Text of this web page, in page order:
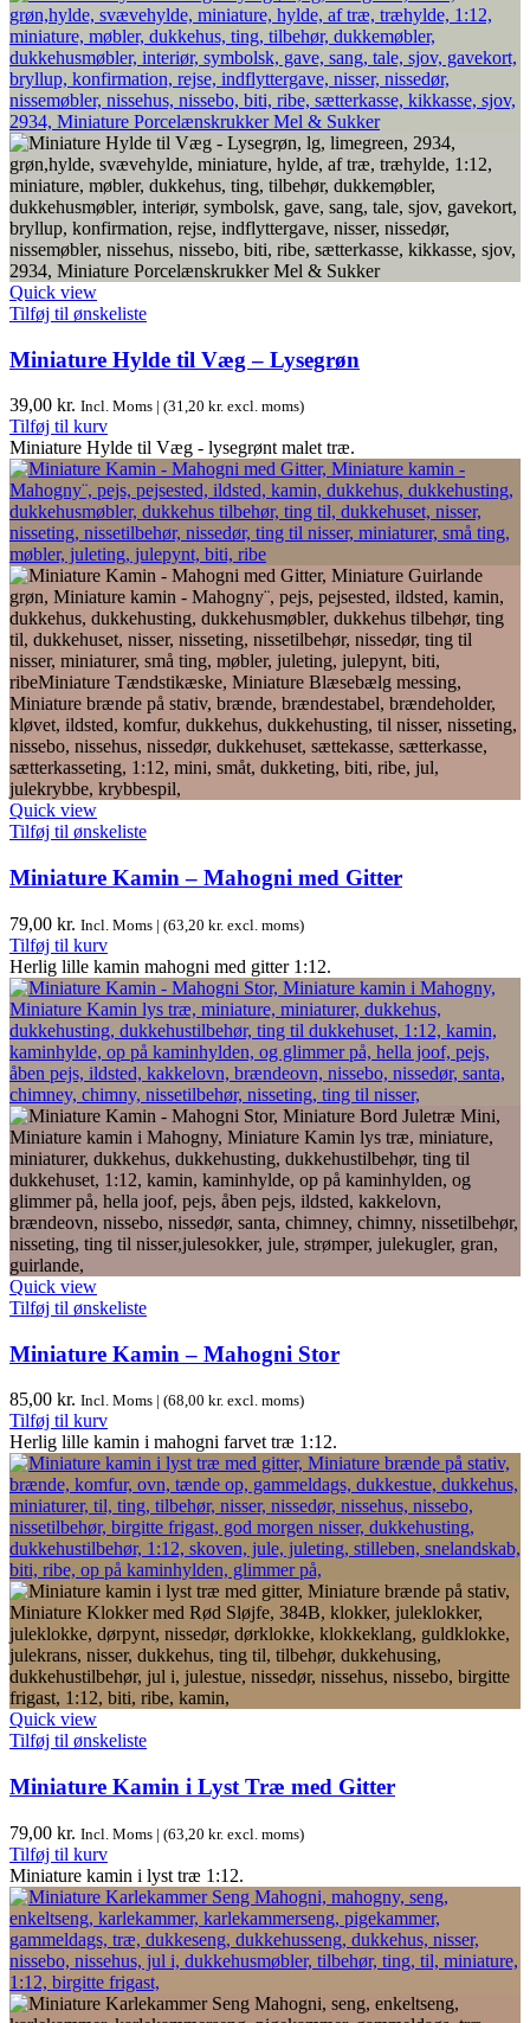
Quick view
Tilføj til ønskeliste
Miniature Hylde til Væg – Lysegrøn
39,00 kr. Incl. Moms | (31,20 kr. excl. moms)
Tilføj til kurv
Miniature Hylde til Væg - lysegrønt malet træ.
Quick view
Tilføj til ønskeliste
Miniature Kamin – Mahogni med Gitter
79,00 kr. Incl. Moms | (63,20 kr. excl. moms)
Tilføj til kurv
Herlig lille kamin mahogni med gitter 1:12.
Quick view
Tilføj til ønskeliste
Miniature Kamin – Mahogni Stor
85,00 kr. Incl. Moms | (68,00 kr. excl. moms)
Tilføj til kurv
Herlig lille kamin i mahogni farvet træ 1:12.
Quick view
Tilføj til ønskeliste
Miniature Kamin i Lyst Træ med Gitter
79,00 kr. Incl. Moms | (63,20 kr. excl. moms)
Tilføj til kurv
Miniature kamin i lyst træ 1:12.